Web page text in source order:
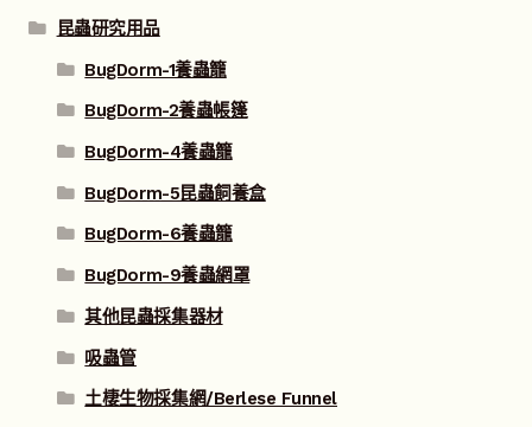
昆蟲研究用品
BugDorm-1養蟲籠
BugDorm-2養蟲帳篷
BugDorm-4養蟲籠
BugDorm-5昆蟲飼養盒
BugDorm-6養蟲籠
BugDorm-9養蟲網罩
其他昆蟲採集器材
吸蟲管
土棲生物採集網/Berlese Funnel